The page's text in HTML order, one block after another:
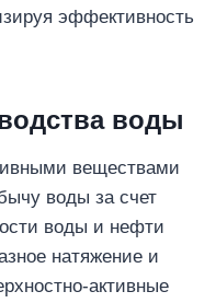
эффективность
воды
веществами
воды за счет
воды и нефти
натяжение и
активные